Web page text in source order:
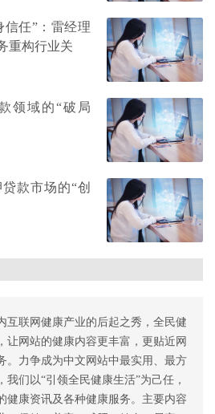
信任”：雷经理
重构行业关
领域的“破局
款市场的“创
互联网健康产业的后起之秀，全民健
让网站的健康内容更丰富，更贴近网
。力争成为中文网站中最实用、最方
们以“引领全民健康生活”为己任，
健康资讯及各种健康服务。主要内容